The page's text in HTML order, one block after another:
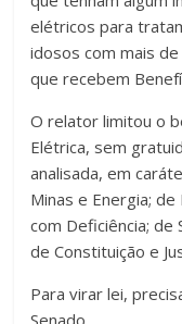
elétricos para
idosos com mais
que recebem
O relator limitou o
Elétrica, sem
analisada, em
Minas e Energia;
com Deficiência; de
de Constituição e
Para virar lei,